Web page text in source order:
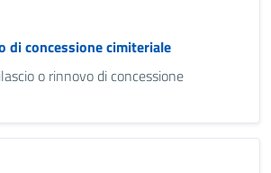
di concessione cimiteriale
o rinnovo di concessione